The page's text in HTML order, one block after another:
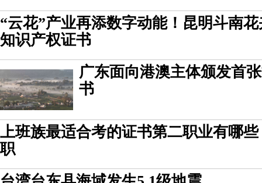
“云花”产业再添数字动能！昆明斗南
知识产权证书
广东面向港澳主体颁发首
书
上班族最适合考的证书第二职业有哪
职